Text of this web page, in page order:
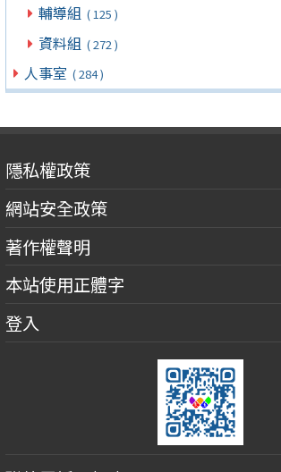
輔導組 ( 125 )
資料組 ( 272 )
人事室 ( 284 )
隱私權政策
網站安全政策
著作權聲明
本站使用正體字
登入